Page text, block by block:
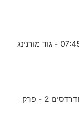
06:30 - גוף בתנועה - עם גלעד ינקלביץ' 07:45 - גוד מורנינג